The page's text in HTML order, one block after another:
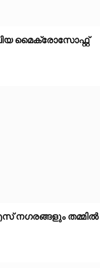
മൈക്രോസോഫ്റ്റ്
നഗരങ്ങളും തമ്മിൽ